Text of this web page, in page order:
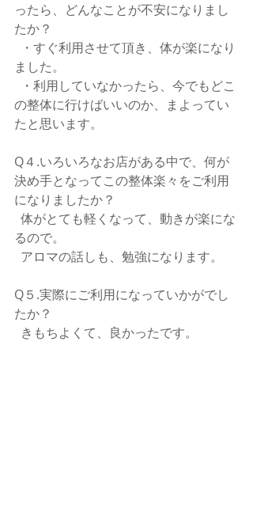
ったら、どんなことが不安になりまし
たか？
ました。
の整体に行けばいいのか、まよってい
たと思います。
Q４.いろいろなお店がある中で、何が
決め手となってこの整体楽々をご利用
になりましたか？
るので。
  アロマの話しも、勉強になります。
Q５.実際にご利用になっていかがでし
たか？
  きもちよくて、良かったです。